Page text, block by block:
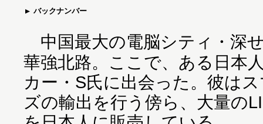
バックナンバー
中国最大の電脳シティ・深
華強北路。ここで、ある日本
カー・S氏に出会った。彼は
ズの輸出を行う傍ら、大量の